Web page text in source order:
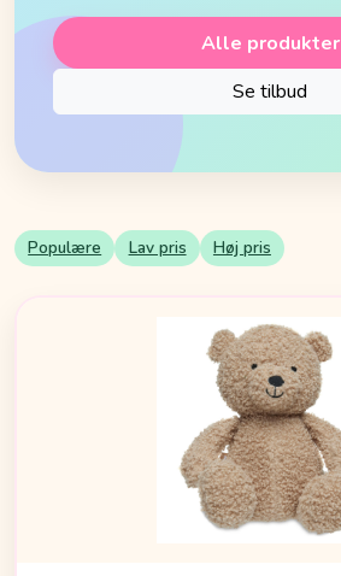
Alle produkter
Se tilbud
Populære Lav pris Høj pris